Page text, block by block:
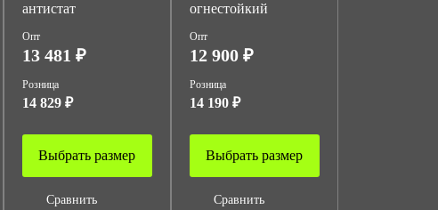
антистат
Опт
13 481 ₽
Розница
14 829 ₽
Выбрать размер
Сравнить
огнестойкий
Опт
12 900 ₽
Розница
14 190 ₽
Выбрать размер
Сравнить